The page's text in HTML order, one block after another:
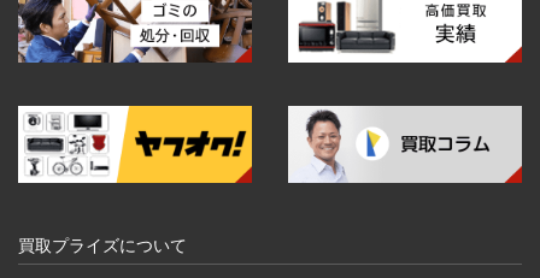
買取プライズについて